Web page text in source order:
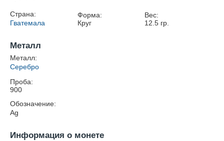
Страна:
Гватемала
Форма:
Круг
Вес:
12.5 гр.
Металл
Металл:
Серебро
Проба:
900
Обозначение:
Ag
Информация о монете